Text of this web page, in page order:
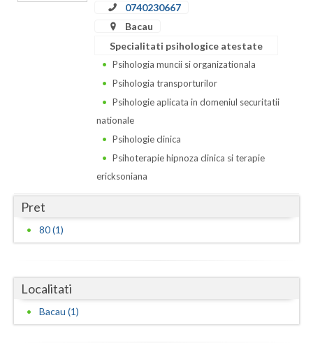
Harghita
Hunedoara
Iasi
Ilfov
0740230667
Bacau
Specialitati psihologice atestate
Psihologia muncii si organizationala
Psihologia transporturilor
Psihologie aplicata in domeniul securitatii
nationale
Psihologie clinica
Psihoterapie hipnoza clinica si terapie
ericksoniana
Pret
80 (1)
Localitati
Bacau (1)